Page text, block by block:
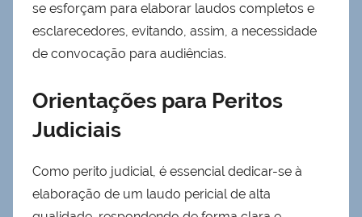
se esforçam para elaborar laudos completos e
esclarecedores, evitando, assim, a necessidade
de convocação para audiências.
Orientações para Peritos
Judiciais
Como perito judicial, é essencial dedicar-se à
elaboração de um laudo pericial de alta